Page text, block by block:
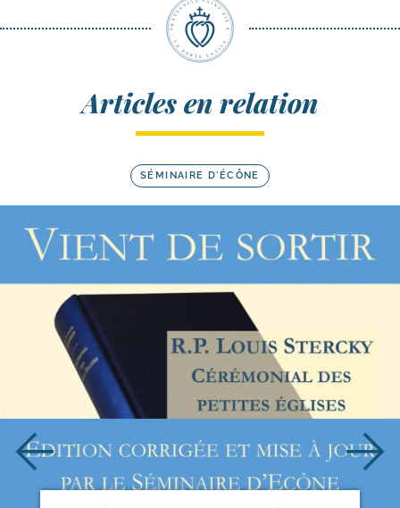
Articles en relation
SÉMINAIRE D'ÉCÔNE